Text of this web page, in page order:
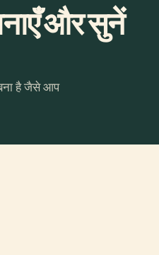
और सुनें
है जैसे आप